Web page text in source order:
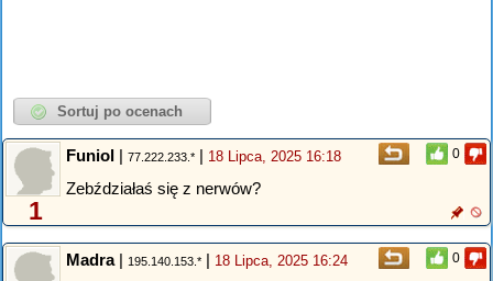
0
1
Funiol | 77.222.233.* | 18 Lipca, 2025 16:18
Zebździałaś się z nerwów?
0
Madra| 195.140.153.* | 18 Lipca, 2025 16:24